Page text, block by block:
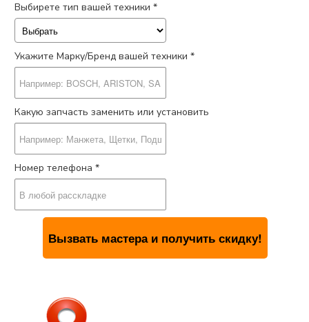
Выбирете тип вашей техники *
Укажите Марку/Бренд вашей техники *
Какую запчасть заменить или установить
Номер телефона *